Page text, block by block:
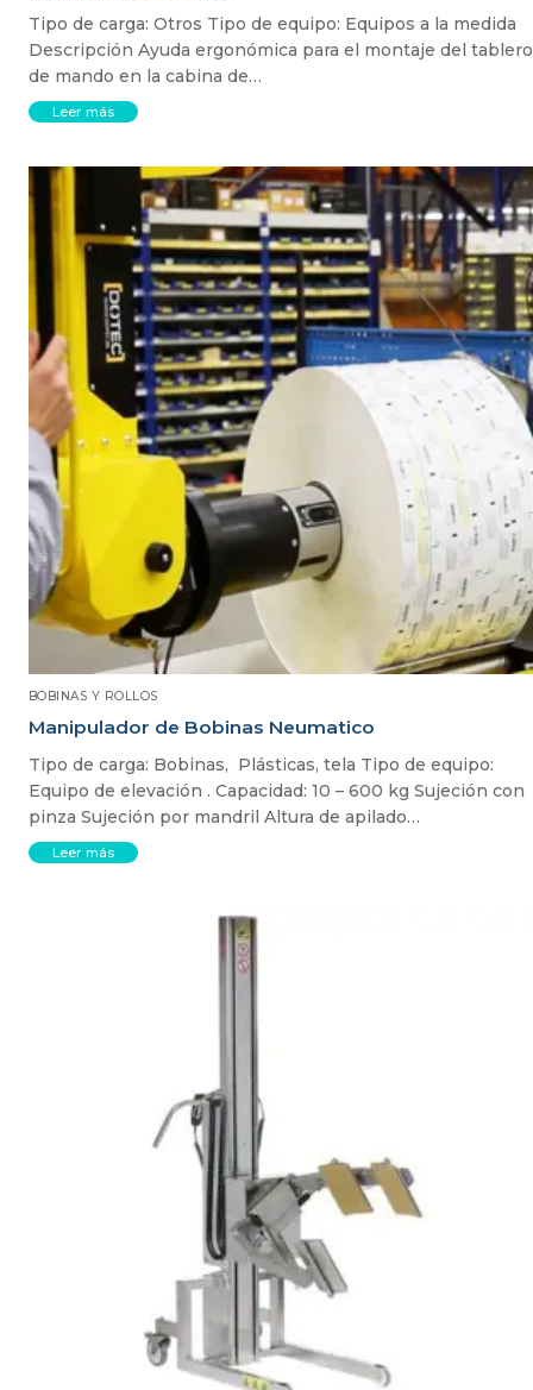
Tipo de carga: Otros Tipo de equipo: Equipos a la medida
Descripción Ayuda ergonómica para el montaje del tablero
de mando en la cabina de…
Leer más
BOBINAS Y ROLLOS
Manipulador de Bobinas Neumatico
Tipo de carga: Bobinas, Plásticas, tela Tipo de equipo:
Equipo de elevación . Capacidad: 10 – 600 kg Sujeción con
pinza Sujeción por mandril Altura de apilado…
Leer más